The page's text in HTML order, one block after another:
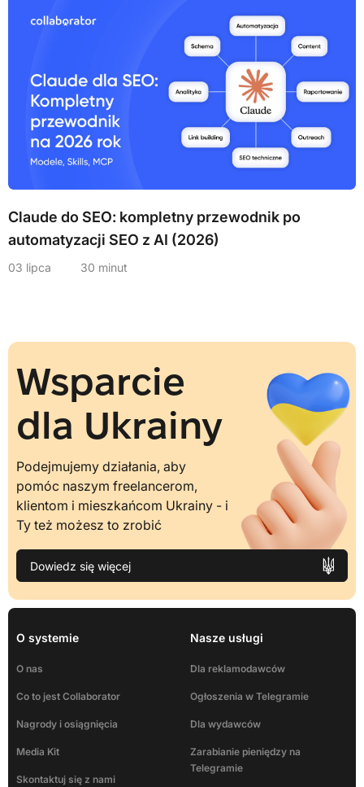
Claude do SEO: kompletny przewodnik po
automatyzacji SEO z AI (2026)
03 lipca 30 minut
Wsparcie
dla Ukrainy
Podejmujemy działania, aby
pomóc naszym freelancerom,
klientom i mieszkańcom Ukrainy - i
Ty też możesz to zrobić
Dowiedz się więcej
O systemie
O nas
Co to jest Collaborator
Nagrody i osiągnięcia
Media Kit
Skontaktuj się z nami
Nasze usługi
Dla reklamodawców
Ogłoszenia w Telegramie
Dla wydawców
Zarabianie pieniędzy na
Telegramie